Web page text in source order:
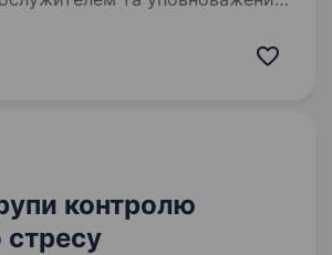
вищої
контролю
стресу